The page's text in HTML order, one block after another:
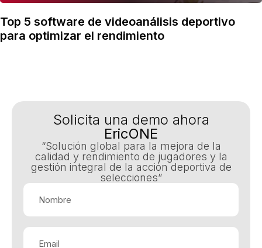
Top 5 software de videoanálisis deportivo
para optimizar el rendimiento
Solicita una demo ahora
EricONE
“Solución global para la mejora de la
calidad y rendimiento de jugadores y la
gestión integral de la acción deportiva de
selecciones”